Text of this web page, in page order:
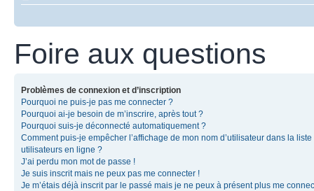
Foire aux questions
Problèmes de connexion et d’inscription
Pourquoi ne puis-je pas me connecter ?
Pourquoi ai-je besoin de m’inscrire, après tout ?
Pourquoi suis-je déconnecté automatiquement ?
Comment puis-je empêcher l’affichage de mon nom d’utilisateur dans la liste
utilisateurs en ligne ?
J’ai perdu mon mot de passe !
Je suis inscrit mais ne peux pas me connecter !
Je m’étais déjà inscrit par le passé mais je ne peux à présent plus me